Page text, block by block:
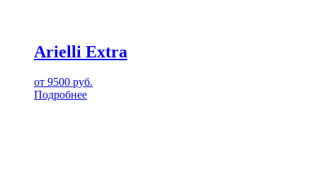
Arielli Extra
от 9500 руб.
Подробнее